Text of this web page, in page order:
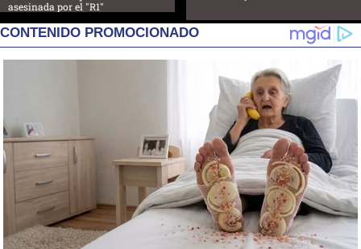
asesinada por el "R1"
CONTENIDO PROMOCIONADO